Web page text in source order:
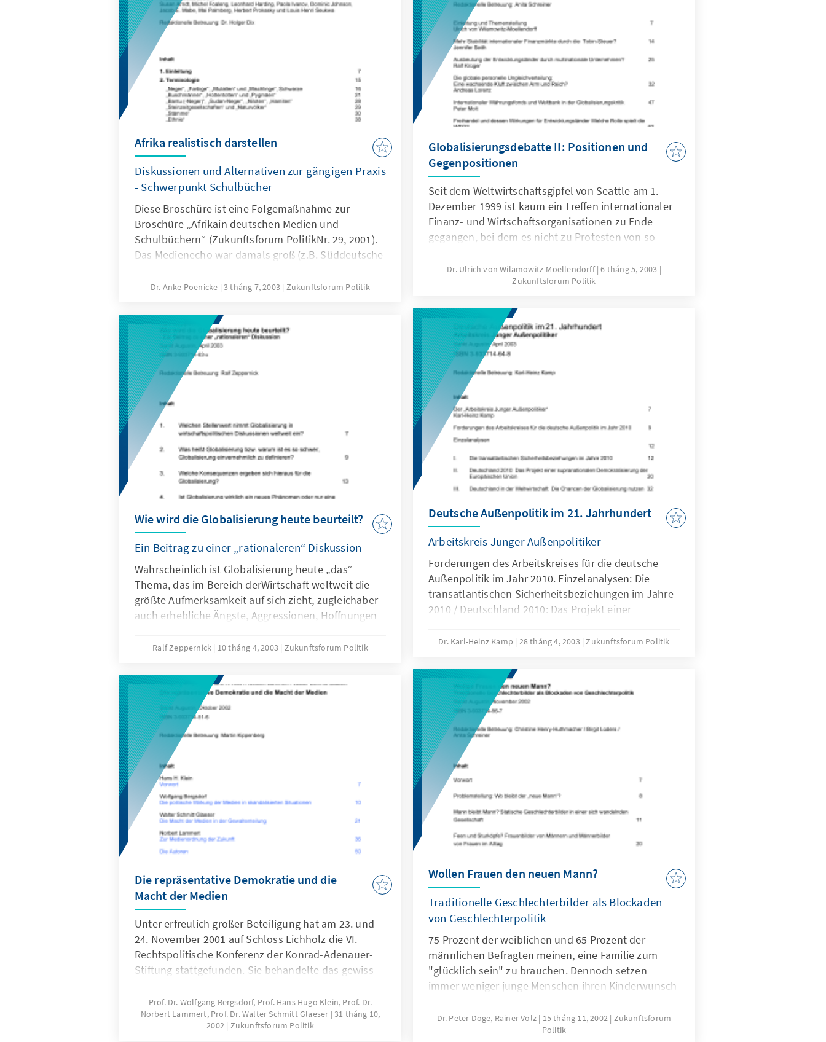
Afrika realistisch darstellen
Diskussionen und Alternativen zur gängigen Praxis
- Schwerpunkt Schulbücher
Diese Broschüre ist eine Folgemaßnahme zur
Broschüre „Afrikain deutschen Medien und
Schulbüchern“ (Zukunftsforum PolitikNr. 29, 2001).
Das Medienecho war damals groß (z.B. Süddeutsche
Deutschlandfunk, WDR, ARD Kulturreport). Weil auch
organisierte die Konrad-Adenauer-Stiftung (in
Zusammenarbeit mit dem Georg-Eckert-Institut für
Internationale Schulbuchforschung) wenige Monate
später die Tagung „Afrika in den Schulbüchern“.
Dr. Anke Poenicke 3 tháng 7, 2003 Zukunftsforum Politik
Globalisierungsdebatte II: Positionen und
Gegenpositionen
Seit dem Weltwirtschaftsgipfel von Seattle am 1.
Dezember 1999 ist kaum ein Treffen internationaler
Finanz- und Wirtschaftsorganisationen zu Ende
gegangen, bei dem es nicht zu Protesten von so
wäre.Dr. Ulrich von Wilamowitz-Moellendorff 6 tháng 5, 2003
Zukunftsforum Politik
Deutsche Außenpolitik im 21. Jahrhundert
Arbeitskreis Junger Außenpolitiker
Forderungen des Arbeitskreises für die deutsche
Außenpolitik im Jahr 2010. Einzelanalysen: Die
transatlantischen Sicherheitsbeziehungen im Jahre
2010 / Deutschland 2010: Das Projekt einer
Europäischen Union / Deutschland in der
nutzen / Entwicklungspolitik zwischen Realismus,
Pragmatismus und Ethik
Dr. Karl-Heinz Kamp 28 tháng 4, 2003 Zukunftsforum Politik
Wie wird die Globalisierung heute beurteilt?
Ein Beitrag zu einer „rationaleren“ Diskussion
Wahrscheinlich ist Globalisierung heute „das“
Thema, das im Bereich derWirtschaft weltweit die
größte Aufmerksamkeit auf sich zieht, zugleichaber
auch erhebliche Ängste, Aggressionen, Hoffnungen
Blick nach Europa oder nach Nordamerika,nach
Welt werdenheute die Konsequenzen der
Globalisierung diskutiert.
Ralf Zeppernick 10 tháng 4, 2003 Zukunftsforum Politik
Wollen Frauen den neuen Mann?
Traditionelle Geschlechterbilder als Blockaden
von Geschlechterpolitik
75 Prozent der weiblichen und 65 Prozent der
männlichen Befragten meinen, eine Familie zum
"glücklich sein" zu brauchen. Dennoch setzen
immer weniger junge Menschen ihren Kinderwunsch
Dr. Peter Döge, Rainer Volz 15 tháng 11, 2002 Zukunftsforum
Politik
Die repräsentative Demokratie und die
Macht der Medien
Unter erfreulich großer Beteiligung hat am 23. und
24. November 2001 auf Schloss Eichholz die VI.
Rechtspolitische Konferenz der Konrad-Adenauer-
Stiftung stattgefunden. Sie behandelte das gewiss
repräsentative Demokratie und die Macht der
Medien“, dem sich im Zuge der Veränderungen der
Kommunikationstechnik einerseits und des
Prof. Dr. Wolfgang Bergsdorf, Prof. Hans Hugo Klein, Prof. Dr.
Norbert Lammert, Prof. Dr. Walter Schmitt Glaeser 31 tháng 10,
2002 Zukunftsforum Politik